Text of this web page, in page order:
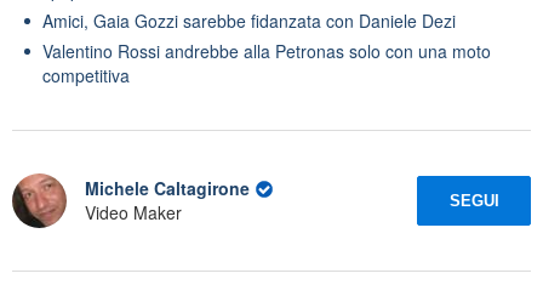
Amici, Gaia Gozzi sarebbe fidanzata con Daniele Dezi
Valentino Rossi andrebbe alla Petronas solo con una moto
competitiva
Michele Caltagirone
Video Maker
SEGUI